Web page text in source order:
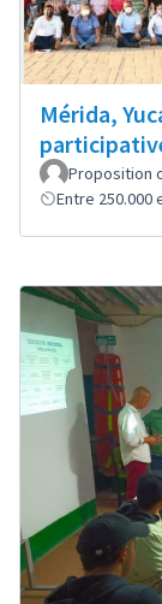
Mérida,
Proposition
Entre 250.000